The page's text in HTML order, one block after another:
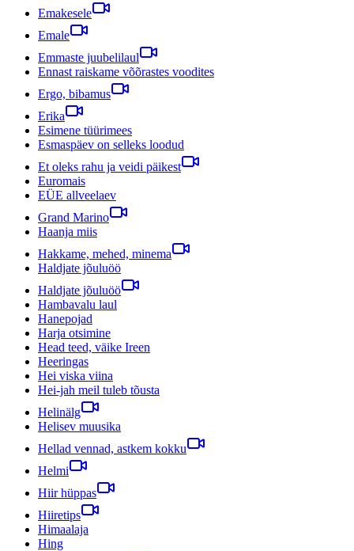
Emakesele
Emale
Emmaste juubelilaul
Ennast raiskame võõrastes voodites
Ergo, bibamus
Erika
Esimene tüürimees
Esmaspäev on selleks loodud
Et oleks rahu ja veidi päikest
Euromais
EÜE allveelaev
Grand Marino
Haanja miis
Hakkame, mehed, minema
Haldjate jõuluöö
Haldjate jõuluöö
Hambavalu laul
Hanepojad
Harja otsimine
Head teed, väike Ireen
Heeringas
Hei viska viina
Hei-jah meil tuleb tõusta
Helinälg
Helisev muusika
Hellad vennad, astkem kokku
Helmi
Hiir hüppas
Hiiretips
Himaalaja
Hing